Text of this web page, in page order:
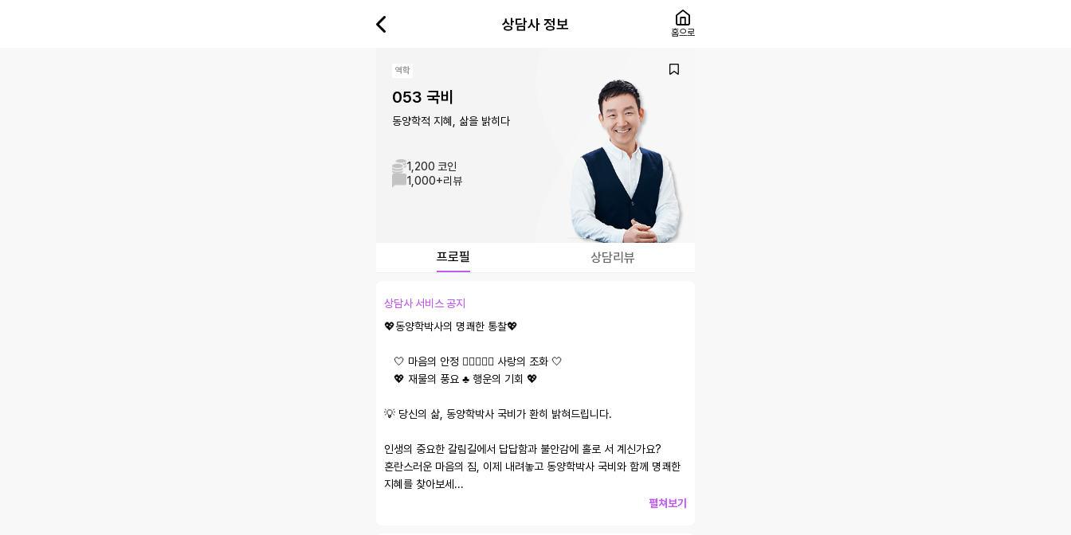
상담사 정보
홈으로
역학
053 국비
동양학적 지혜, 삶을 밝히다
1,200 코인
1,000+리뷰
프로필 상담리뷰
상담사 서비스 공지
💖동양학박사의 명쾌한 통찰💖
💡 당신의 삶, 동양학박사 국비가 환히 밝혀드립니다.
인생의 중요한 갈림길에서 답답함과 불안감에 홀로 서 계신가요?
혼란스러운 마음의 짐, 이제 내려놓고 동양학박사 국비와 함께 명쾌한
지혜를 찾아보세...
펼쳐보기